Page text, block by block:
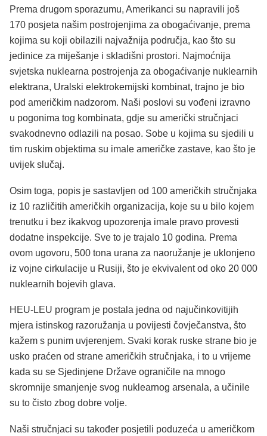
Prema drugom sporazumu, Amerikanci su napravili još
170 posjeta našim postrojenjima za obogaćivanje, prema
kojima su koji obilazili najvažnija područja, kao što su
jedinice za miješanje i skladišni prostori. Najmoćnija
svjetska nuklearna postrojenja za obogaćivanje nuklearnih
elektrana, Uralski elektrokemijski kombinat, trajno je bio
pod američkim nadzorom. Naši poslovi su vođeni izravno
u pogonima tog kombinata, gdje su američki stručnjaci
svakodnevno odlazili na posao. Sobe u kojima su sjedili u
tim ruskim objektima su imale američke zastave, kao što je
uvijek slučaj.
Osim toga, popis je sastavljen od 100 američkih stručnjaka
iz 10 različitih američkih organizacija, koje su u bilo kojem
trenutku i bez ikakvog upozorenja imale pravo provesti
dodatne inspekcije. Sve to je trajalo 10 godina. Prema
ovom ugovoru, 500 tona urana za naoružanje je uklonjeno
iz vojne cirkulacije u Rusiji, što je ekvivalent od oko 20 000
nuklearnih bojevih glava.
HEU-LEU program je postala jedna od najučinkovitijih
mjera istinskog razoružanja u povijesti čovječanstva, što
kažem s punim uvjerenjem. Svaki korak ruske strane bio je
usko praćen od strane američkih stručnjaka, i to u vrijeme
kada su se Sjedinjene Države ograničile na mnogo
skromnije smanjenje svog nuklearnog arsenala, a učinile
su to čisto zbog dobre volje.
Naši stručnjaci su također posjetili poduzeća u američkom